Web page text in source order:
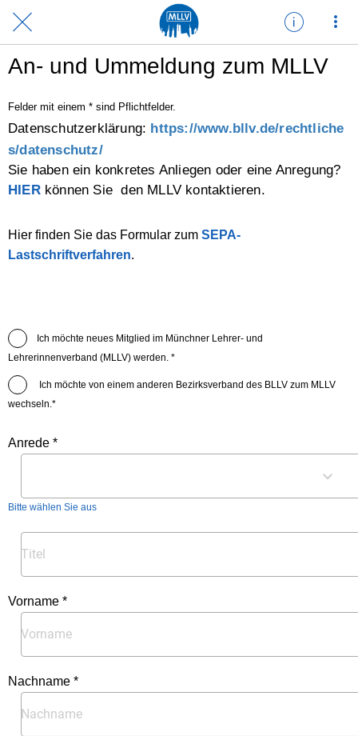
An- und Ummeldung zum MLLV
Felder mit einem * sind Pflichtfelder.
Datenschutzerklärung: https://www.bllv.de/rechtliche
s/datenschutz/
Sie haben ein konkretes Anliegen oder eine Anregung?
HIERkönnen Sie den MLLV kontaktieren.
Hier finden Sie das Formular zum SEPA-
Lastschriftverfahren.
Ich möchte neues Mitglied im Münchner Lehrer- und
Lehrerinnenverband (MLLV) werden. *
Ich möchte von einem anderen Bezirksverband des BLLV zum MLLV
wechseln.*
Anrede *
Bitte wählen Sie aus
Vorname *
Nachname *